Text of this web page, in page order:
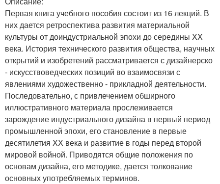
Первая книга учебного пособия состоит из 16 лекций. В
них дается ретроспектива развития материальной
культуры от доиндустриальной эпохи до середины XX
века. История технического развития общества, научных
открытий и изобретений рассматривается с дизайнерско
- искусствоведческих позиций во взаимосвязи с
явлениями художественно - прикладной деятельности.
Последовательно, с привлечением обширного
иллюстративного материала прослеживается
зарождение индустриального дизайна в первый период
промышленной эпохи, его становление в первые
десятилетия XX века и развитие в годы перед второй
мировой войной. Приводятся общие положения по
основам дизайна, его методике, дается толкование
основных употребляемых терминов.